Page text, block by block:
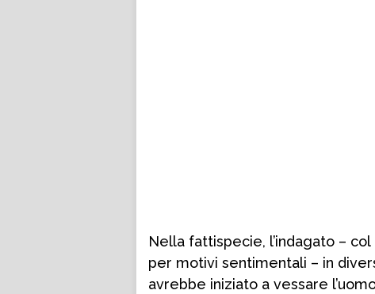
Nella fattispecie, l’indagato –
per motivi sentimentali – in
avrebbe iniziato a vessare